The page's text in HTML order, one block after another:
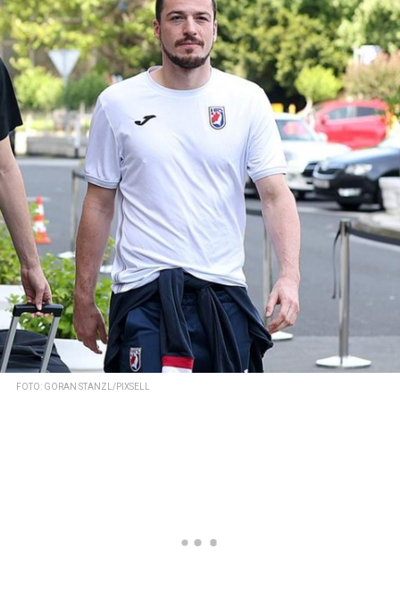
FOTO: GORAN STANZL/PIXSELL